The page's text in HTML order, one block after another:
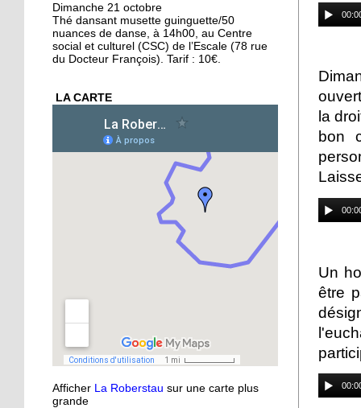
16 octobre 2018
La forêt de la Robertsau,
un écrin de biodiversité
Végéman : le premier
kebab végan de
Strasbourg plébiscité
Divergences autour de la
protection des animaux
L'école Schwilgué en
11 octobre 2018
Oser parler avec les
marionnettes
11 octobre 2018
Dimanche 21 octobre
Thé dansant musette guinguette/50
nuances de danse, à 14h00, au Centre
social et culturel (CSC) de l’Escale (78 rue
du Docteur François). Tarif : 10€.
LA CARTE
Afficher La Roberstau sur une carte plus
grande
la
bon
Un
être